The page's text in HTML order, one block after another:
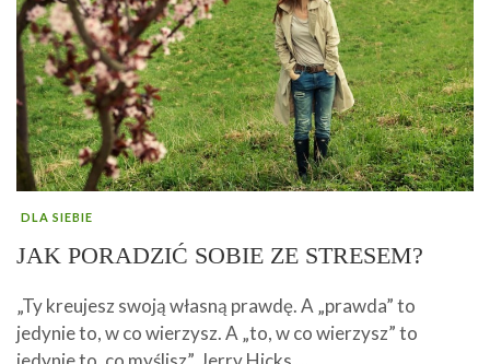
DLA SIEBIE
JAK PORADZIĆ SOBIE ZE STRESEM?
„Ty kreujesz swoją własną prawdę. A „prawda” to
jedynie to, w co wierzysz. A „to, w co wierzysz” to